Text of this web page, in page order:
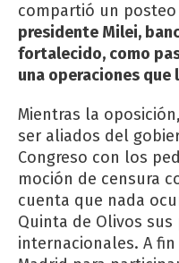
compartió un
presidente Milei,
fortalecido, como
una operaciones que
Mientras la
ser aliados del
Congreso con los
moción de censura
cuenta que nada
Quinta de Olivos sus
internacionales. A